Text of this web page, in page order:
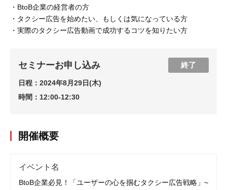
・BtoB企業の経営者の方
・タクシー広告を始めたい、もしくは気になっている方
・実際のタクシー広告動画で成功するコツを知りたい方
セミナーお申し込み 終了
日程： 2024年8月29日(木)
時間： 12:00-12:30
開催概要
イベント名
BtoB企業必見！「ユーザーの心を掴むタクシー広告戦略」~